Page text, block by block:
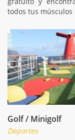
todos tus músculos
Golf / Minigolf
Deportes